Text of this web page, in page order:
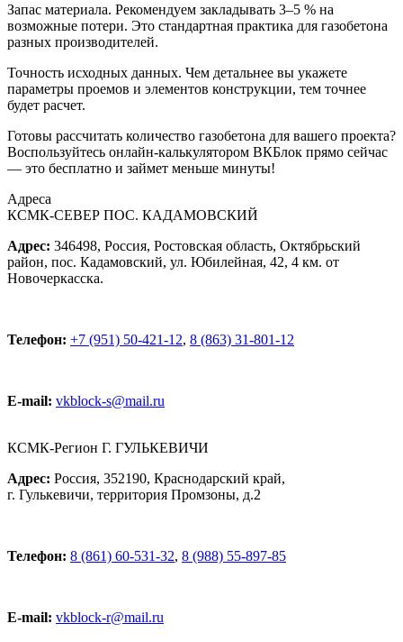
Запас материала. Рекомендуем закладывать 3–5 % на
возможные потери. Это стандартная практика для газобетона
разных производителей.
Точность исходных данных. Чем детальнее вы укажете
параметры проемов и элементов конструкции, тем точнее
будет расчет.
Готовы рассчитать количество газобетона для вашего проекта?
Воспользуйтесь онлайн‑калькулятором ВКБлок прямо сейчас
— это бесплатно и займет меньше минуты!
Адреса
КСМК-СЕВЕР ПОС. КАДАМОВСКИЙ
Адрес: 346498, Россия, Ростовская область, Октябрьский
район, пос. Кадамовский, ул. Юбилейная, 42, 4 км. от
Новочеркасска.
Телефон: +7 (951) 50-421-12, 8 (863) 31-801-12
E-mail: vkblock-s@mail.ru
КСМК-Регион Г. ГУЛЬКЕВИЧИ
Адрес: Россия, 352190, Краснодарский край,
г. Гулькевичи, территория Промзоны, д.2
Телефон: 8 (861) 60-531-32, 8 (988) 55-897-85
E-mail: vkblock-r@mail.ru